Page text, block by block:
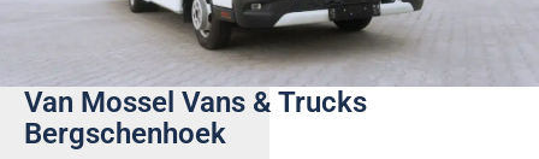
Van Mossel Vans & Trucks
Bergschenhoek